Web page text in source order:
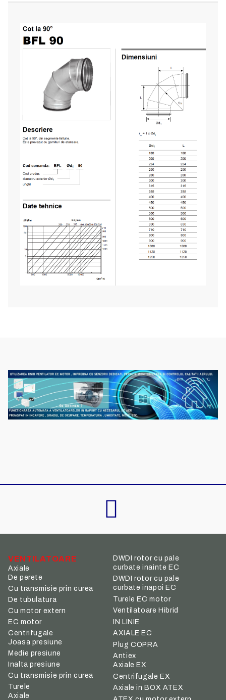
VENTILATOARE
Axiale
De perete
Cu transmisie prin curea
De tubulatura
Cu motor extern
EC motor
Centrifugale
Joasa presiune
Medie presiune
Inalta presiune
Cu transmisie prin curea
Turele
Axiale
DWDI rotor cu pale
curbate inainte EC
DWDI rotor cu pale
curbate inapoi EC
Turele EC motor
Ventilatoare Hibrid
IN LINIE
AXIALE EC
Plug COPRA
Antiex
Axiale EX
Centrifugale EX
Axiale in BOX ATEX